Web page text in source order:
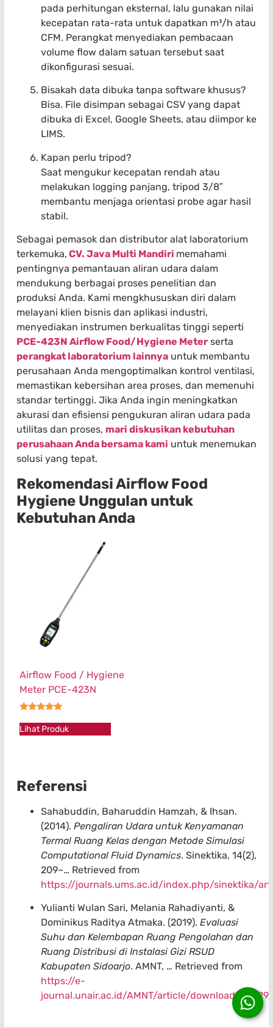
pada perhitungan eksternal, lalu gunakan nilai
kecepatan rata-rata untuk dapatkan m³/h atau
CFM. Perangkat menyediakan pembacaan
volume flow dalam satuan tersebut saat
dikonfigurasi sesuai.
Bisakah data dibuka tanpa software khusus?
Bisa. File disimpan sebagai CSV yang dapat
dibuka di Excel, Google Sheets, atau diimpor ke
LIMS.
Kapan perlu tripod?
Saat mengukur kecepatan rendah atau
melakukan logging panjang, tripod 3/8″
membantu menjaga orientasi probe agar hasil
stabil.
Sebagai pemasok dan distributor alat laboratorium
terkemuka, CV. Java Multi Mandiri memahami
pentingnya pemantauan aliran udara dalam
mendukung berbagai proses penelitian dan
produksi Anda. Kami mengkhususkan diri dalam
melayani klien bisnis dan aplikasi industri,
menyediakan instrumen berkualitas tinggi seperti
PCE-423N Airflow Food/Hygiene Meter serta
perangkat laboratorium lainnya untuk membantu
perusahaan Anda mengoptimalkan kontrol ventilasi,
memastikan kebersihan area proses, dan memenuhi
standar tertinggi. Jika Anda ingin meningkatkan
akurasi dan efisiensi pengukuran aliran udara pada
utilitas dan proses, mari diskusikan kebutuhan
perusahaan Anda bersama kami untuk menemukan
solusi yang tepat.
Rekomendasi Airflow Food
Hygiene Unggulan untuk
Kebutuhan Anda
Airflow Food / Hygiene
Meter PCE-423N
Lihat Produk
Referensi
Sahabuddin, Baharuddin Hamzah, & Ihsan.
(2014). Pengaliran Udara untuk Kenyamanan
Termal Ruang Kelas dengan Metode Simulasi
Computational Fluid Dynamics. Sinektika, 14(2),
209–… Retrieved from
https://journals.ums.ac.id/index.php/sinektika/
Yulianti Wulan Sari, Melania Rahadiyanti, &
Dominikus Raditya Atmaka. (2019). Evaluasi
Suhu dan Kelembapan Ruang Pengolahan dan
Ruang Distribusi di Instalasi Gizi RSUD
Kabupaten Sidoarjo. AMNT, … Retrieved from
https://e-
journal.unair.ac.id/AMNT/article/download/